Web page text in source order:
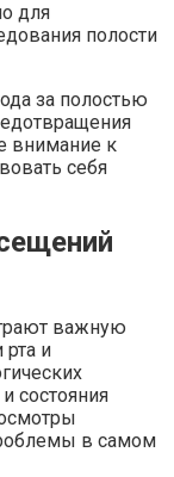
для
полости
за полостью
внимание к
себя
важную
и
состояния
в самом